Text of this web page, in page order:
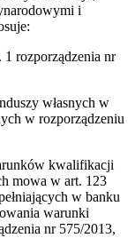
i
rozporządzenia nr
własnych w
w rozporządzeniu
kwalifikacji
mowa w art. 123
w banku
warunki
nr 575/2013,